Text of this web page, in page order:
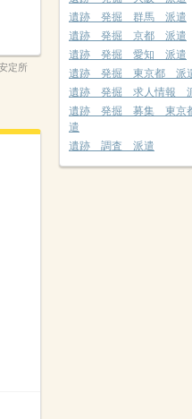
定所
遺跡 発掘 群馬 派遣
遺跡 発掘 京都 派遣
遺跡 発掘 愛知 派遣
遺跡 発掘 東京都 派
遺跡 発掘 求人情報
遺跡 発掘 募集 東京
遣
遺跡 調査 派遣